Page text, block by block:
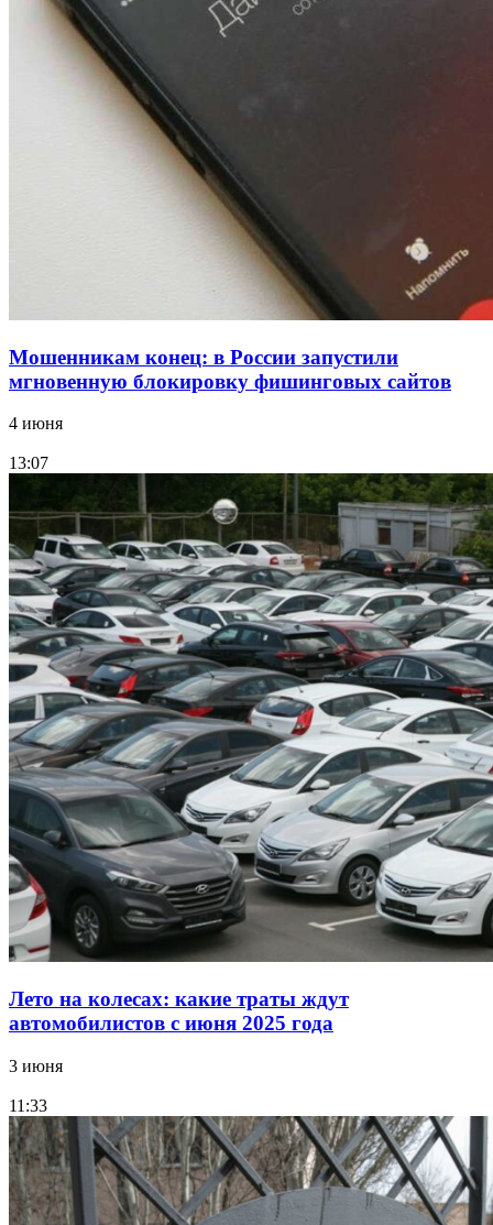
Сладкий праздник в Волгограде: в Центральном
парке прошёл фестиваль „Арбузный переполох“
Волгоградские компании нарастили экспорт:
заключены контракты на 3,6 млн долларов
Мошенникам конец: в России запустили
мгновенную блокировку фишинговых сайтов
4 июня
13:07
Лето на колесах: какие траты ждут
автомобилистов с июня 2025 года
3 июня
11:33